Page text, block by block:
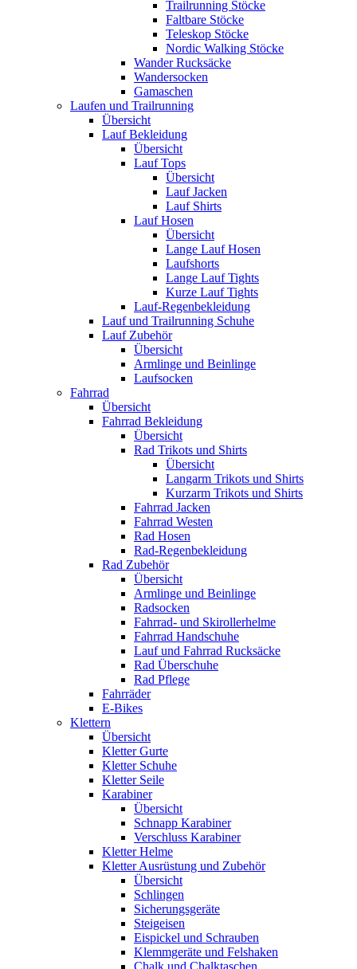
Trailrunning Stöcke
Faltbare Stöcke
Teleskop Stöcke
Nordic Walking Stöcke
Wander Rucksäcke
Wandersocken
Gamaschen
Laufen und Trailrunning
Übersicht
Lauf Bekleidung
Übersicht
Lauf Tops
Übersicht
Lauf Jacken
Lauf Shirts
Lauf Hosen
Übersicht
Lange Lauf Hosen
Laufshorts
Lange Lauf Tights
Kurze Lauf Tights
Lauf-Regenbekleidung
Lauf und Trailrunning Schuhe
Lauf Zubehör
Übersicht
Armlinge und Beinlinge
Laufsocken
Fahrrad
Übersicht
Fahrrad Bekleidung
Übersicht
Rad Trikots und Shirts
Übersicht
Langarm Trikots und Shirts
Kurzarm Trikots und Shirts
Fahrrad Jacken
Fahrrad Westen
Rad Hosen
Rad-Regenbekleidung
Rad Zubehör
Übersicht
Armlinge und Beinlinge
Radsocken
Fahrrad- und Skirollerhelme
Fahrrad Handschuhe
Lauf und Fahrrad Rucksäcke
Rad Überschuhe
Rad Pflege
Fahrräder
E-Bikes
Klettern
Übersicht
Kletter Gurte
Kletter Schuhe
Kletter Seile
Karabiner
Übersicht
Schnapp Karabiner
Verschluss Karabiner
Kletter Helme
Kletter Ausrüstung und Zubehör
Übersicht
Schlingen
Sicherungsgeräte
Steigeisen
Eispickel und Schrauben
Klemmgeräte und Felshaken
Chalk und Chalktaschen